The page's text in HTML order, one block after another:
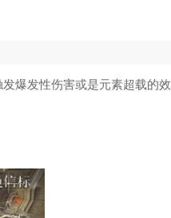
爆发性伤害或是元素超载的效